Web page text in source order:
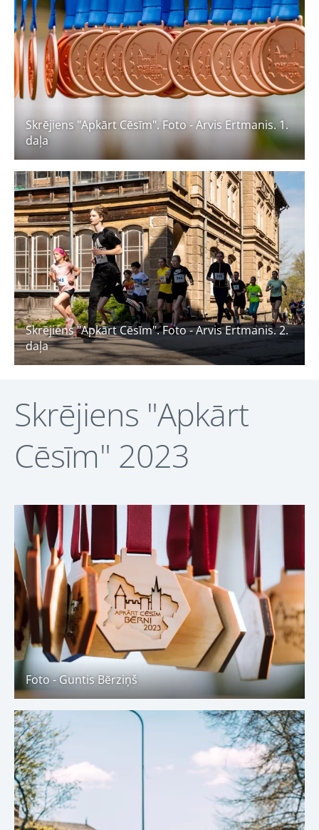
Skrējiens "Apkārt Cēsīm". Foto - Arvis Ertmanis. 1.
daļa
Skrējiens "Apkārt Cēsīm". Foto - Arvis Ertmanis. 2.
daļa
Skrējiens "Apkārt
Cēsīm" 2023
Foto - Guntis Bērziņš